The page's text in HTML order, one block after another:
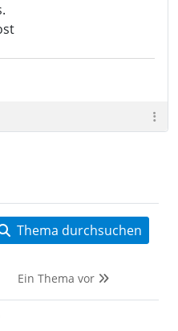
Thema durchsuchen
Ein Thema vor